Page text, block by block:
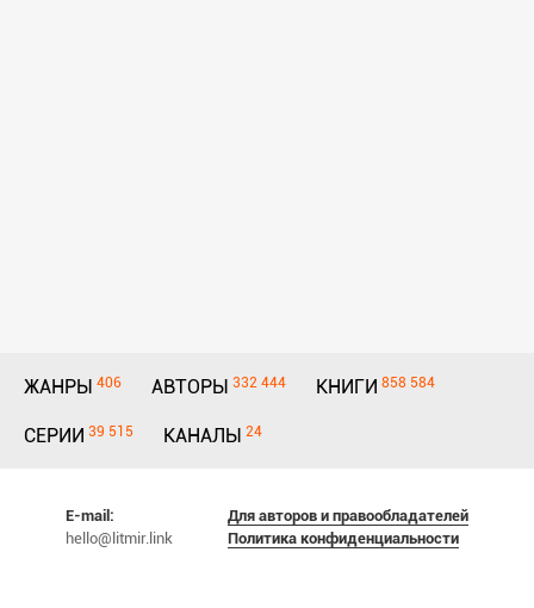
ЖАНРЫ 406 АВТОРЫ 332 444 КНИГИ 858 584
СЕРИИ 39 515 КАНАЛЫ 24
E-mail:
hello@litmir.link
Для авторов и правообладателей
Политика конфиденциальности